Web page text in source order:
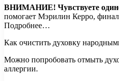
ВНИМАНИЕ! Чувствуете
помогает Мэрилин Керро,
Подробнее…
Как очистить духовку
Можно попробовать отмыть
аллергии.